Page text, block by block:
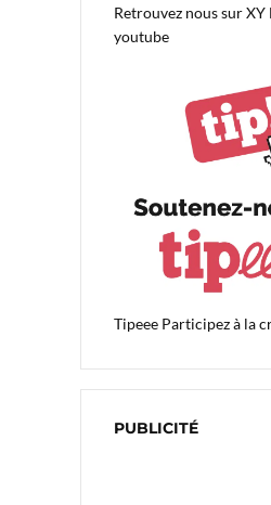
Retrouvez nous surXY
youtube
Tipeee Participez à la
PUBLICITÉ